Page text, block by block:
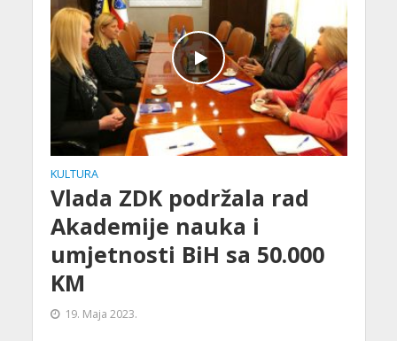
KULTURA
Vlada ZDK podržala rad
Akademije nauka i
umjetnosti BiH sa 50.000
KM
19. Maja 2023.